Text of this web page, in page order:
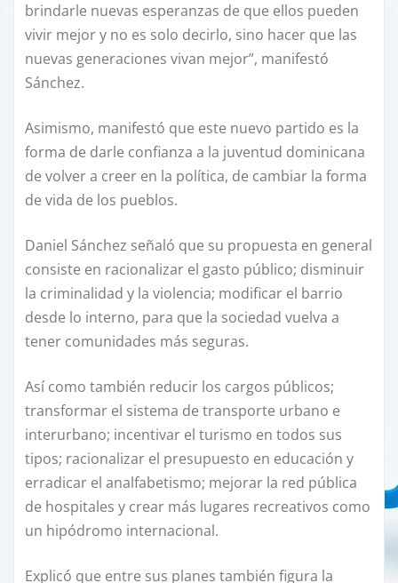
brindarle nuevas esperanzas de que ellos pueden
vivir mejor y no es solo decirlo, sino hacer que las
nuevas generaciones vivan mejor”, manifestó
Sánchez.
Asimismo, manifestó que este nuevo partido es la
forma de darle confianza a la juventud dominicana
de volver a creer en la política, de cambiar la forma
de vida de los pueblos.
Daniel Sánchez señaló que su propuesta en general
consiste en racionalizar el gasto público; disminuir
la criminalidad y la violencia; modificar el barrio
desde lo interno, para que la sociedad vuelva a
tener comunidades más seguras.
Así como también reducir los cargos públicos;
transformar el sistema de transporte urbano e
interurbano; incentivar el turismo en todos sus
tipos; racionalizar el presupuesto en educación y
erradicar el analfabetismo; mejorar la red pública
de hospitales y crear más lugares recreativos como
un hipódromo internacional.
Explicó que entre sus planes también figura la